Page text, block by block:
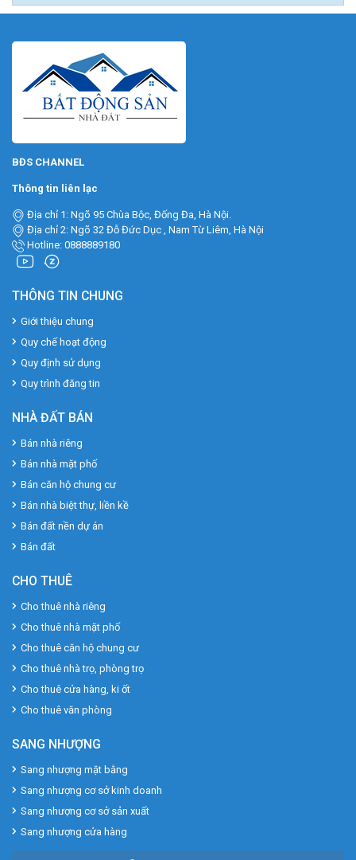
BĐS CHANNEL
Thông tin liên lạc
Địa chỉ 1: Ngõ 95 Chùa Bộc, Đống Đa, Hà Nội.
Địa chỉ 2: Ngõ 32 Đỗ Đức Dục , Nam Từ Liêm, Hà Nội
Hotline: 0888889180
THÔNG TIN CHUNG
Giới thiệu chung
Quy chế hoạt động
Quy định sử dụng
Quy trình đăng tin
NHÀ ĐẤT BÁN
Bán nhà riêng
Bán nhà mặt phố
Bán căn hộ chung cư
Bán nhà biệt thự, liền kề
Bán đất nền dự án
Bán đất
CHO THUÊ
Cho thuê nhà riêng
Cho thuê nhà mặt phố
Cho thuê căn hộ chung cư
Cho thuê nhà trọ, phòng trọ
Cho thuê cửa hàng, ki ốt
Cho thuê văn phòng
SANG NHƯỢNG
Sang nhượng mặt bằng
Sang nhượng cơ sở kinh doanh
Sang nhượng cơ sở sản xuất
Sang nhượng cửa hàng